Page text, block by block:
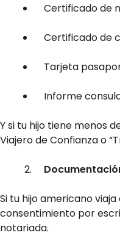
Certificado de
Certificado de
Tarjeta
Informe
Y si tu hijo tiene menos
Viajero de Confianza o
Si tu hijo americano
consentimiento por
notariada.